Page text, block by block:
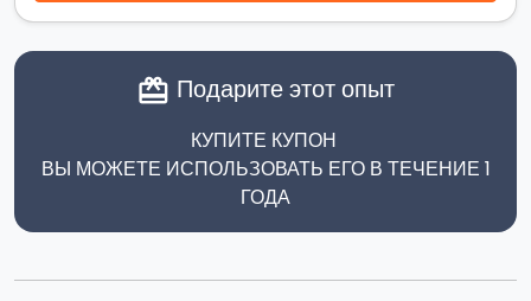
card_giftcard Подарите этот опыт
КУПИТЕ КУПОН
ВЫ МОЖЕТЕ ИСПОЛЬЗОВАТЬ ЕГО В ТЕЧЕНИЕ 1
ГОДА